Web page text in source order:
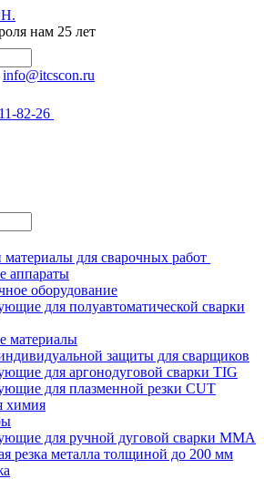
нам 25 лет
info@itcscon.ru
82-26
для сварочных работ
аппараты
оборудование
для полуавтоматической сварки
материалы
защиты для сварщиков
для аргонодуговой сварки TIG
для плазменной резки CUT
химия
для ручной дуговой сварки MMA
резка металла толщиной до 200 мм